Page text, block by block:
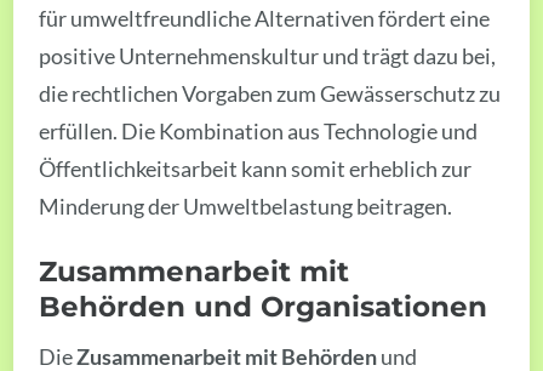
für umweltfreundliche Alternativen fördert eine
positive Unternehmenskultur und trägt dazu bei,
die rechtlichen Vorgaben zum Gewässerschutz zu
erfüllen. Die Kombination aus Technologie und
Öffentlichkeitsarbeit kann somit erheblich zur
Minderung der Umweltbelastung beitragen.
Zusammenarbeit mit
Behörden und Organisationen
DieZusammenarbeit mit Behördenund